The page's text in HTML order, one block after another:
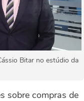
Bitar no estúdio da
sobre compras de